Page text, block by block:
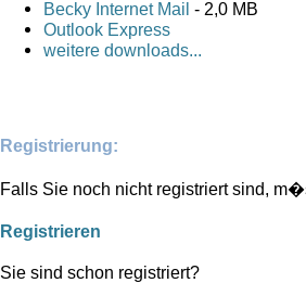
Becky Internet Mail - 2,0 MB
Outlook Express
weitere downloads...
Registrierung:
Falls Sie noch nicht registriert sind,
Registrieren
Sie sind schon registriert?